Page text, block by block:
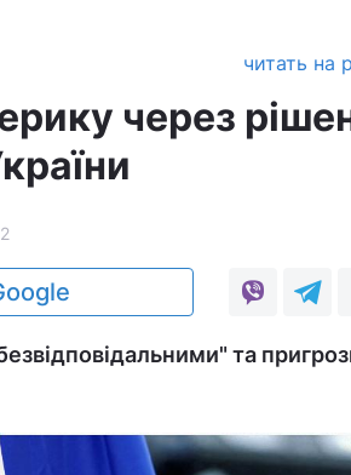
читать на
через
та